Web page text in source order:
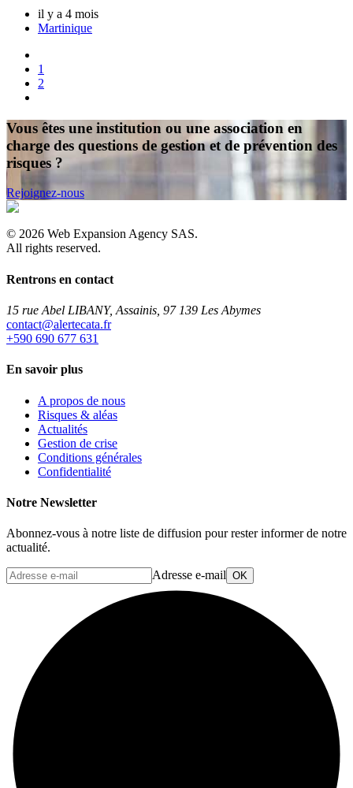
il y a 4 mois
Martinique
1
2
Vous êtes une institution ou une association en
charge des questions de gestion et de prévention des
risques ?
Rejoignez-nous
© 2026 Web Expansion Agency SAS.
All rights reserved.
Rentrons en contact
15 rue Abel LIBANY, Assainis, 97 139 Les Abymes
rf.atacetrela@tcatnoc
+590 690 677 631
En savoir plus
A propos de nous
Risques & aléas
Actualités
Gestion de crise
Conditions générales
Confidentialité
Notre Newsletter
Abonnez-vous à notre liste de diffusion pour rester informer de notre
actualité.
Adresse e-mail